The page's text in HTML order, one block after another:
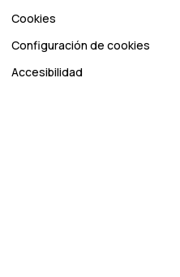
Cookies
Configuración de cookies
Accesibilidad